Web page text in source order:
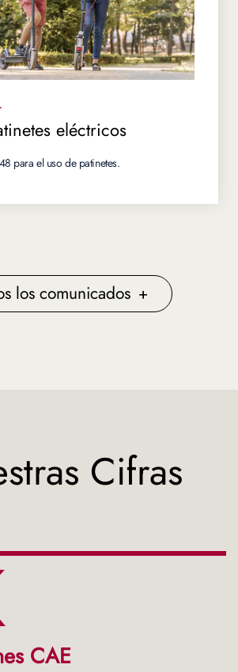
eléctricos
para el uso de patinetes.
los comunicados +
Cifras
CAE